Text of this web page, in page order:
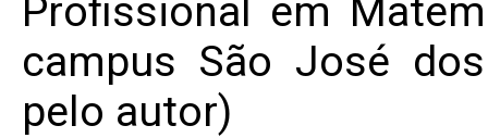
Profissional em
campus São José
pelo autor)